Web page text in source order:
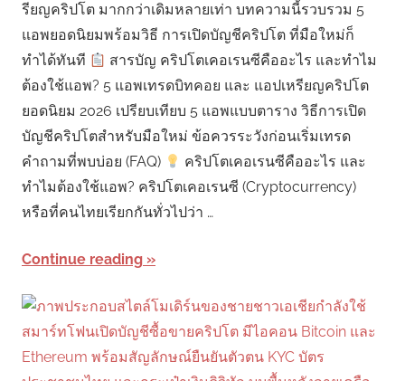
รียญคริปโต มากกว่าเดิมหลายเท่า บทความนี้รวบรวม 5
แอพยอดนิยมพร้อมวิธี การเปิดบัญชีคริปโต ที่มือใหม่ก็
ทำได้ทันที
สารบัญ คริปโตเคอเรนซีคืออะไร และทำไม
ต้องใช้แอพ? 5 แอพเทรดบิทคอย และ แอปเหรียญคริปโต
ยอดนิยม 2026 เปรียบเทียบ 5 แอพแบบตาราง วิธีการเปิด
บัญชีคริปโตสำหรับมือใหม่ ข้อควรระวังก่อนเริ่มเทรด
คำถามที่พบบ่อย (FAQ)
คริปโตเคอเรนซีคืออะไร และ
ทำไมต้องใช้แอพ? คริปโตเคอเรนซี (Cryptocurrency)
หรือที่คนไทยเรียกกันทั่วไปว่า …
Continue reading